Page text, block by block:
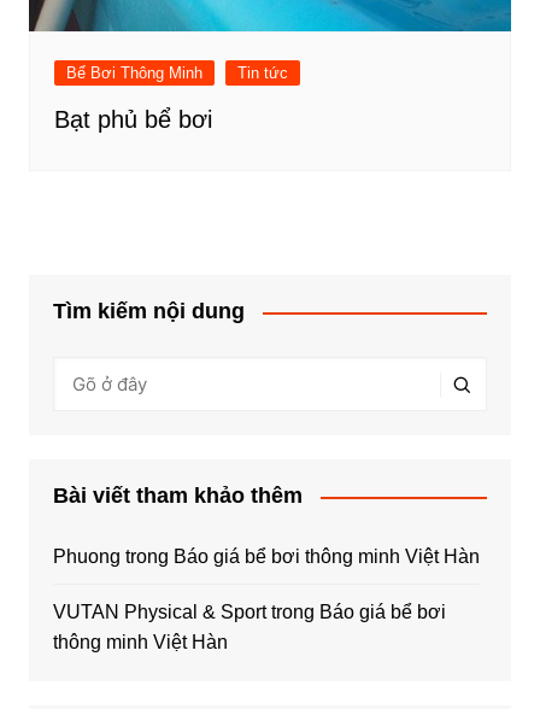
Bể Bơi Thông Minh Tin tức
Bạt phủ bể bơi
Tìm kiếm nội dung
Bài viết tham khảo thêm
Phuong trong Báo giá bể bơi thông minh Việt Hàn
VUTAN Physical & Sporttrong Báo giá bể bơi
thông minh Việt Hàn